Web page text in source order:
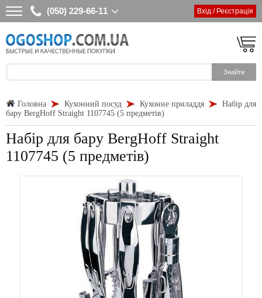
(050) 229-66-11 Вхід / Реєстрація
Головна Кухонний посуд Кухонне приладдя
Набір для
бару BergHoff Straight 1107745 (5 предметів)
Набір для бару BergHoff Straight
1107745 (5 предметів)